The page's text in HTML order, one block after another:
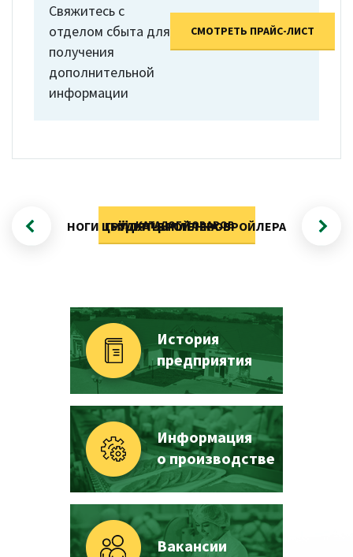
Свяжитесь с
отделом сбыта для
получения
дополнительной
информации
СМОТРЕТЬ ПРАЙС-ЛИСТ
НОГИ ЦЫПЛЯТ-БРОЙЛЕРОВ
ГРУДКА ЦЫПЛЕНКА-БРОЙЛЕРА
КАТАЛОГ ТОВАРОВ
История
предприятия
Информация
о производстве
Вакансии